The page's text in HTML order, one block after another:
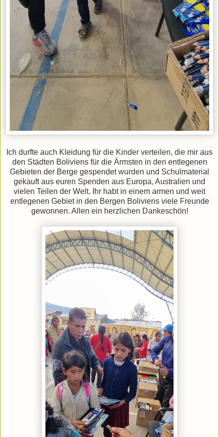
Ich durfte auch Kleidung für die Kinder verteilen, die mir aus
den Städten Boliviens für die Ärmsten in den entlegenen
Gebieten der Berge gespendet wurden und Schulmaterial
gekauft aus euren Spenden aus Europa, Australien und
vielen Teilen der Welt. Ihr habt in einem armen und weit
entlegenen Gebiet in den Bergen Boliviens viele Freunde
gewonnen. Allen ein herzlichen Dankeschön!